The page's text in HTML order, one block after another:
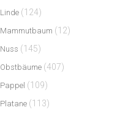
Linde (124)
Mammutbaum (12)
Nuss (145)
Obstbäume (407)
Pappel (109)
Platane (113)